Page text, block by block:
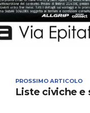
PROSSIMO ARTICOLO
Liste civiche e